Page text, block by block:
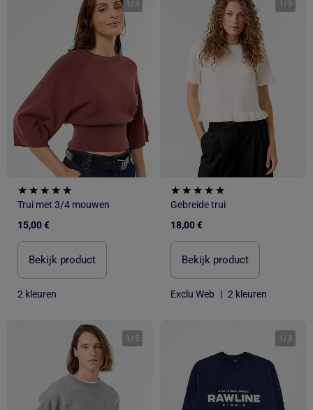
1 / 3
Trui met 3/4 mouwen
15,00 €
Bekijk product
2 kleuren
1 / 3
Gebreide trui
18,00 €
Bekijk product
Exclu Web | 2 kleuren
1 / 5 1 / 3